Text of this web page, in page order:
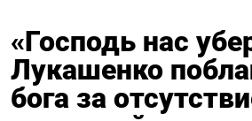
«Господь нас
Лукашенко
бога за